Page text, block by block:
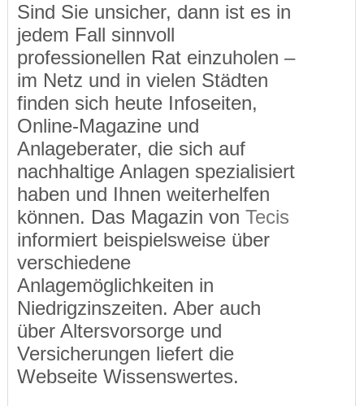
Sind Sie unsicher, dann ist es in
jedem Fall sinnvoll
professionellen Rat einzuholen –
im Netz und in vielen Städten
finden sich heute Infoseiten,
Online-Magazine und
Anlageberater, die sich auf
nachhaltige Anlagen spezialisiert
haben und Ihnen weiterhelfen
können. Das Magazin von Tecis
informiert beispielsweise über
verschiedene
Anlagemöglichkeiten in
Niedrigzinszeiten. Aber auch
über Altersvorsorge und
Versicherungen liefert die
Webseite Wissenswertes.